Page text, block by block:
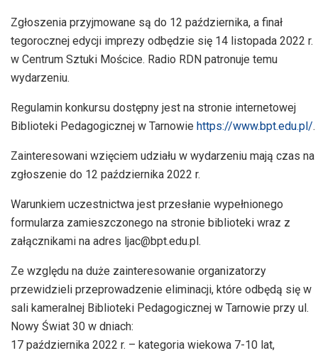
Zgłoszenia przyjmowane są do 12 października, a finał
tegorocznej edycji imprezy odbędzie się 14 listopada 2022 r.
w Centrum Sztuki Mościce. Radio RDN patronuje temu
wydarzeniu.
Regulamin konkursu dostępny jest na stronie internetowej
Biblioteki Pedagogicznej w Tarnowie https://www.bpt.edu.pl/.
Zainteresowani wzięciem udziału w wydarzeniu mają czas na
zgłoszenie do 12 października 2022 r.
Warunkiem uczestnictwa jest przesłanie wypełnionego
formularza zamieszczonego na stronie biblioteki wraz z
załącznikami na adres ljac@bpt.edu.pl.
Ze względu na duże zainteresowanie organizatorzy
przewidzieli przeprowadzenie eliminacji, które odbędą się w
sali kameralnej Biblioteki Pedagogicznej w Tarnowie przy ul.
Nowy Świat 30 w dniach:
17 października 2022 r. – kategoria wiekowa 7-10 lat,